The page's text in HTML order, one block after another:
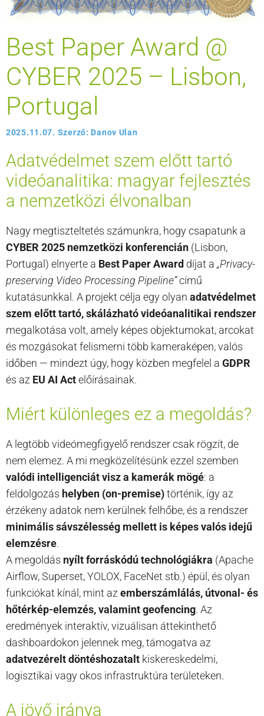
Best Paper Award @
CYBER 2025 – Lisbon,
Portugal
2025.11.07. Szerző: Danov Ulan
Adatvédelmet szem előtt tartó
videóanalitika: magyar fejlesztés
a nemzetközi élvonalban
Nagy megtiszteltetés számunkra, hogy csapatunk a
CYBER 2025 nemzetközi konferencián (Lisbon,
Portugal) elnyerte a Best Paper Award díjat a „Privacy-
preserving Video Processing Pipeline”című
kutatásunkkal. A projekt célja egy olyan adatvédelmet
szem előtt tartó, skálázható videóanalitikai rendszer
megalkotása volt, amely képes objektumokat, arcokat
és mozgásokat felismerni több kameraképen, valós
időben — mindezt úgy, hogy közben megfelel a GDPR
és az EU AI Actelőírásainak.
Miért különleges ez a megoldás?
A legtöbb videómegfigyelő rendszer csak rögzít, de
nem elemez. A mi megközelítésünk ezzel szemben
valódi intelligenciát visz a kamerák mögé: a
feldolgozás helyben (on-premise)történik, így az
érzékeny adatok nem kerülnek felhőbe, és a rendszer
minimális sávszélesség mellett is képes valós idejű
elemzésre.
A megoldás nyílt forráskódú technológiákra (Apache
Airflow, Superset, YOLOX, FaceNet stb.) épül, és olyan
funkciókat kínál, mint az emberszámlálás, útvonal- és
hőtérkép-elemzés, valamint geofencing. Az
eredmények interaktív, vizuálisan áttekinthető
dashboardokon jelennek meg, támogatva az
adatvezérelt döntéshozatalt kiskereskedelmi,
logisztikai vagy okos infrastruktúra területeken.
A jövő iránya